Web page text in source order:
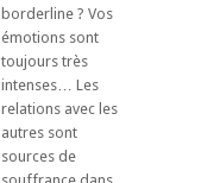
borderline ? Vos
émotions sont
toujours très
intenses… Les
relations avec les
autres sont
sources de